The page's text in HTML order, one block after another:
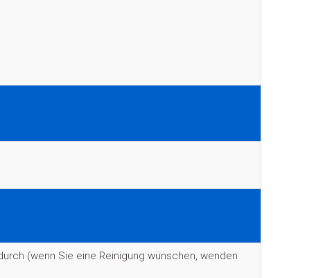
(wenn Sie eine Reinigung wünschen, wenden